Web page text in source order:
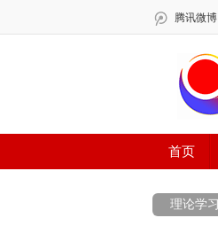
理论学习